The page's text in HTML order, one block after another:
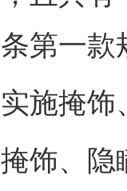
第一款
掩饰
、隐